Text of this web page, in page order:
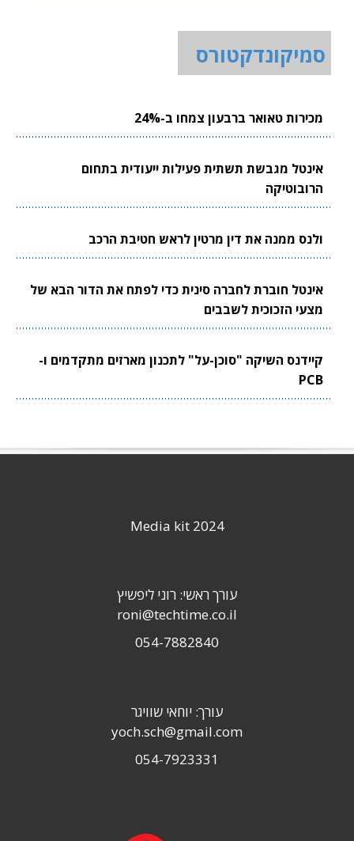
סמיקונדקטורס
מכירות טאואר ברבעון צמחו ב-24%
אינטל מגבשת תשתית פעילות ייעודית בתחום
הרובוטיקה
ולנס ממנה את דין מרטין לראש חטיבת הרכב
אינטל חוברת לחברה סינית כדי לפתח את הדור הבא של
מצעי הזכוכית לשבבים
קיידנס השיקה "סוכן-על" לתכנון מארזים מתקדמים ו-
PCB
Media kit 2024
עורך ראשי: רוני ליפשיץ
roni@techtime.co.il
054-7882840
עורך: יוחאי שוויגר
yoch.sch@gmail.com
054-7923331